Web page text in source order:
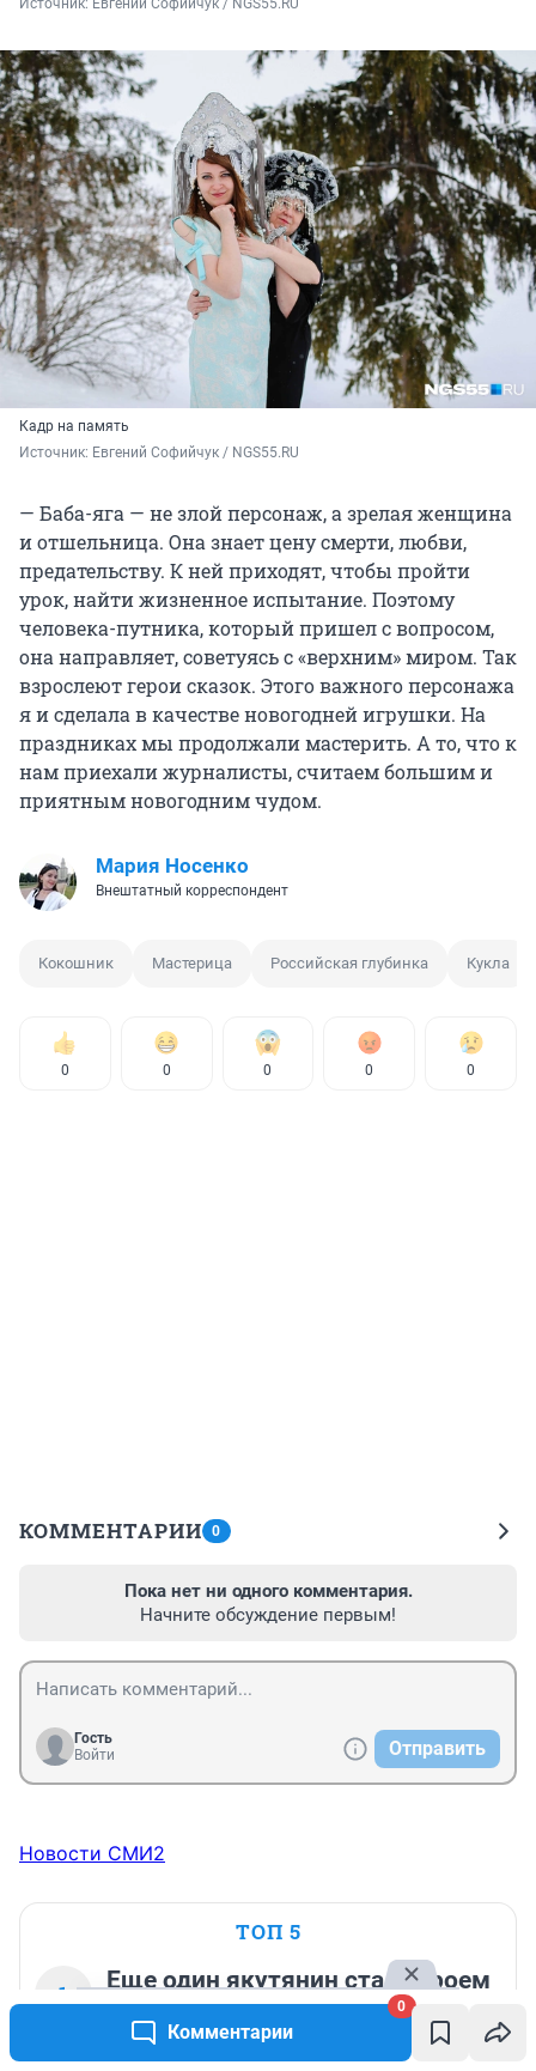
Комментарии
0
Источник: Евгений Софийчук / NGS55.RU
Кадр на память
Источник: Евгений Софийчук / NGS55.RU
— Баба-яга — не злой персонаж, а зрелая женщина
и отшельница. Она знает цену смерти, любви,
предательству. К ней приходят, чтобы пройти
урок, найти жизненное испытание. Поэтому
человека-путника, который пришел с вопросом,
она направляет, советуясь с «верхним» миром. Так
взрослеют герои сказок. Этого важного персонажа
я и сделала в качестве новогодней игрушки. На
праздниках мы продолжали мастерить. А то, что к
нам приехали журналисты, считаем большим и
приятным новогодним чудом.
Мария Носенко
Внештатный корреспондент
Кокошник Мастерица Российская глубинка Кукла
0 0 0 0 0
КОММЕНТАРИИ 0
Пока нет ни одного комментария.
Начните обсуждение первым!
Гость
Войти
Отправить
Новости СМИ2
ТОП 5
1
Еще один якутянин стал Героем
России. Он служил в зоне СВО с
самого начала